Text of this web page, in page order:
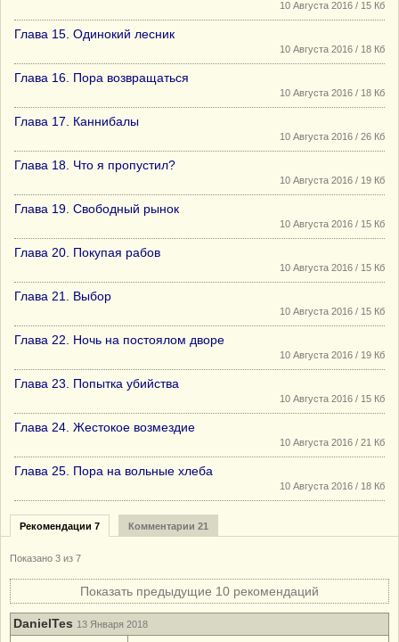
10 Августа 2016 / 15 Кб
Глава 15. Одинокий лесник
10 Августа 2016 / 18 Кб
Глава 16. Пора возвращаться
10 Августа 2016 / 18 Кб
Глава 17. Каннибалы
10 Августа 2016 / 26 Кб
Глава 18. Что я пропустил?
10 Августа 2016 / 19 Кб
Глава 19. Свободный рынок
10 Августа 2016 / 15 Кб
Глава 20. Покупая рабов
10 Августа 2016 / 15 Кб
Глава 21. Выбор
10 Августа 2016 / 15 Кб
Глава 22. Ночь на постоялом дворе
10 Августа 2016 / 19 Кб
Глава 23. Попытка убийства
10 Августа 2016 / 15 Кб
Глава 24. Жестокое возмездие
10 Августа 2016 / 21 Кб
Глава 25. Пора на вольные хлеба
10 Августа 2016 / 18 Кб
Рекомендации 7 Комментарии 21
Показано 3 из 7
Показать предыдущие 10 рекомендаций
DanielTes 13 Января 2018